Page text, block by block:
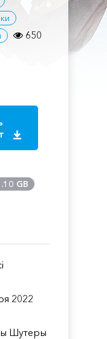
650
GB
2022
Шутеры